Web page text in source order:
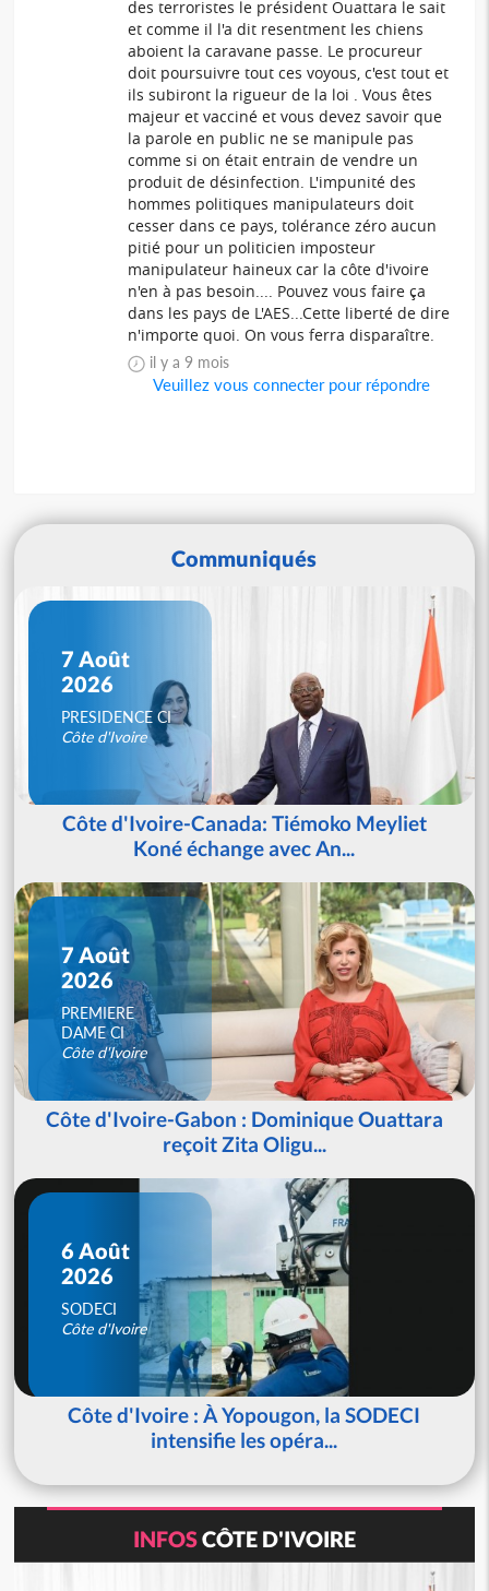
des terroristes le président Ouattara le sait
et comme il l'a dit resentment les chiens
aboient la caravane passe. Le procureur
doit poursuivre tout ces voyous, c'est tout et
ils subiront la rigueur de la loi . Vous êtes
majeur et vacciné et vous devez savoir que
la parole en public ne se manipule pas
comme si on était entrain de vendre un
produit de désinfection. L'impunité des
hommes politiques manipulateurs doit
cesser dans ce pays, tolérance zéro aucun
pitié pour un politicien imposteur
manipulateur haineux car la côte d'ivoire
n'en à pas besoin.... Pouvez vous faire ça
dans les pays de L'AES...Cette liberté de dire
n'importe quoi. On vous ferra disparaître.
il y a 9 mois
Veuillez vous connecter pour répondre
Communiqués
7 Août
2026
PRESIDENCE CI
Côte d'Ivoire
Côte d'Ivoire-Canada: Tiémoko Meyliet
Koné échange avec An...
7 Août
2026
PREMIERE
DAME CI
Côte d'Ivoire
Côte d'Ivoire-Gabon : Dominique Ouattara
reçoit Zita Oligu...
6 Août
2026
SODECI
Côte d'Ivoire
Côte d'Ivoire : À Yopougon, la SODECI
intensifie les opéra...
INFOSCÔTE D'IVOIRE